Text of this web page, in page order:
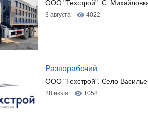
ООО "Техстрой". С.
3 августа 4022
Разнорабочий
ООО "Техстрой". Село
28 июля 1058